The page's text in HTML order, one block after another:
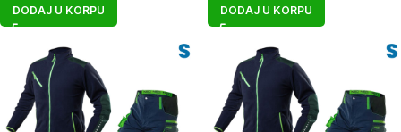
DODAJ U KORPU DODAJ U KORPU